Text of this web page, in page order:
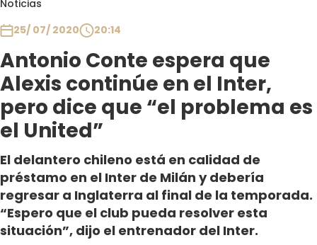
Noticias
25/ 07/ 2020
20:14
Antonio Conte espera que
Alexis continúe en el Inter,
pero dice que “el problema es
el United”
El delantero chileno está en calidad de
préstamo en el Inter de Milán y debería
regresar a Inglaterra al final de la temporada.
“Espero que el club pueda resolver esta
situación”, dijo el entrenador del Inter.
Club De La Comedia
Contigo en Directo
Plan Perfecto
El Tiempo
Sabingo
Todos Los Programas